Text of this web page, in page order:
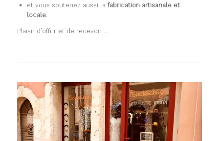
et vous soutenez aussi la fabrication artisanale et
locale.
Plaisir d’offrir et de recevoir …